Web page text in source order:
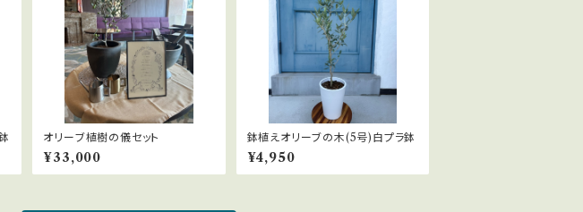
オリーブ植樹の儀セット
¥33,000
鉢植えオリーブの木(5号)白プラ鉢
¥4,950